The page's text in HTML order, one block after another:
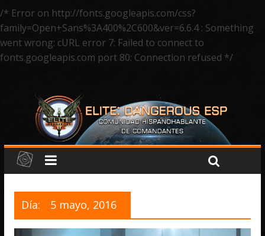
/* Error on http://fonts.googleapis.com/css?
family=Open+Sans%3A400%2C600&ver=6.6.4 : Something
went wrong: cURL error 7: Failed to connect to
fonts.googleapis.com port 80: Connection refused */
Día: 5 mayo, 2016